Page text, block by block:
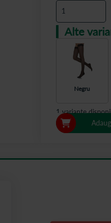
Alte
Negru
1 variante